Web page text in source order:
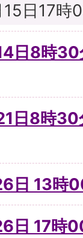
15日17
日8時
日8時
日 13時
日 17時